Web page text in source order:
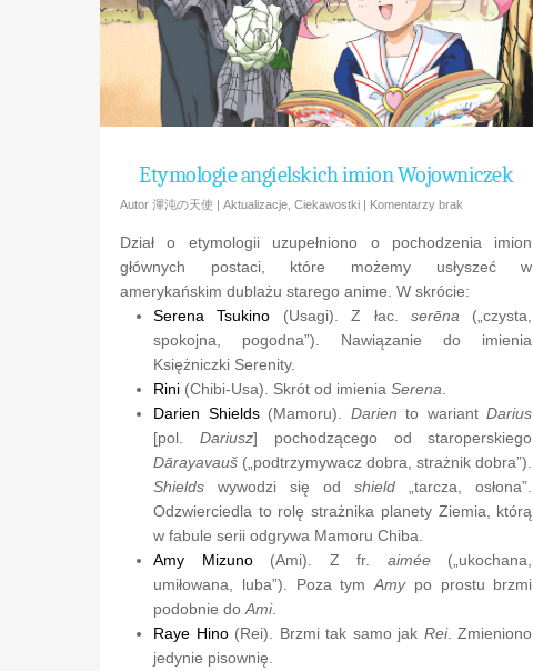
Etymologie angielskich imion Wojowniczek
Autor 渾沌の天使 | Aktualizacje Ciekawostki | Komentarzy brak
Dział o etymologii uzupełniono o pochodzenia imion
głównych postaci, które możemy usłyszeć w
amerykańskim dublażu starego anime. W skrócie:
Serena Tsukino (Usagi). Z łac. serēna („czysta,
spokojna, pogodna”). Nawiązanie do imienia
Księżniczki Serenity.
Rini (Chibi-Usa). Skrót od imienia Serena
Darien Shields(Mamoru). Darien to wariantDarius
[pol. Dariusz] pochodzącego od staroperskiego
Dārayavauš („podtrzymywacz dobra, strażnik dobra”).
Shields wywodzi się odshield „tarcza, osłona”.
Odzwierciedla to rolę strażnika planety Ziemia, którą
w fabule serii odgrywa Mamoru Chiba.
Amy Mizuno(Ami). Z fr. aimée(„ukochana,
umiłowana, luba”). Poza tymAmypo prostu brzmi
podobnie do Ami.
Raye Hino(Rei). Brzmi tak samo jak Rei. Zmieniono
jedynie pisownię.